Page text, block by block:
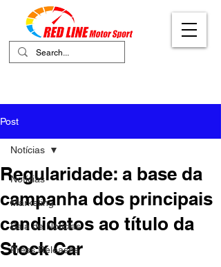
Post
Notícias
Marketing
Sala de Notícias
Press Releases
Notícias
Regularidade: a base da
campanha dos principais
candidatos ao título da
Stock Car